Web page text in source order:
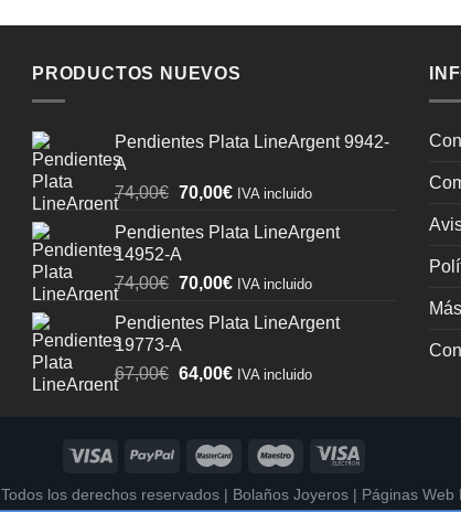
PRODUCTOS NUEVOS
Pendientes Plata LineArgent 9942-
A
74,00€ El
original
era:
74,00€.
70,00€El
actual
70,00€.
IVA incluido
Pendientes Plata LineArgent
14952-A
74,00€ El
original
era:
74,00€.
70,00€El
actual
70,00€.
IVA incluido
Pendientes Plata LineArgent
19773-A
67,00€ El
era:
67,00€.
64,00€El
64,00€.
IVA incluido
Todos los derechos reservados | Bolaños Joyeros | Páginas Web